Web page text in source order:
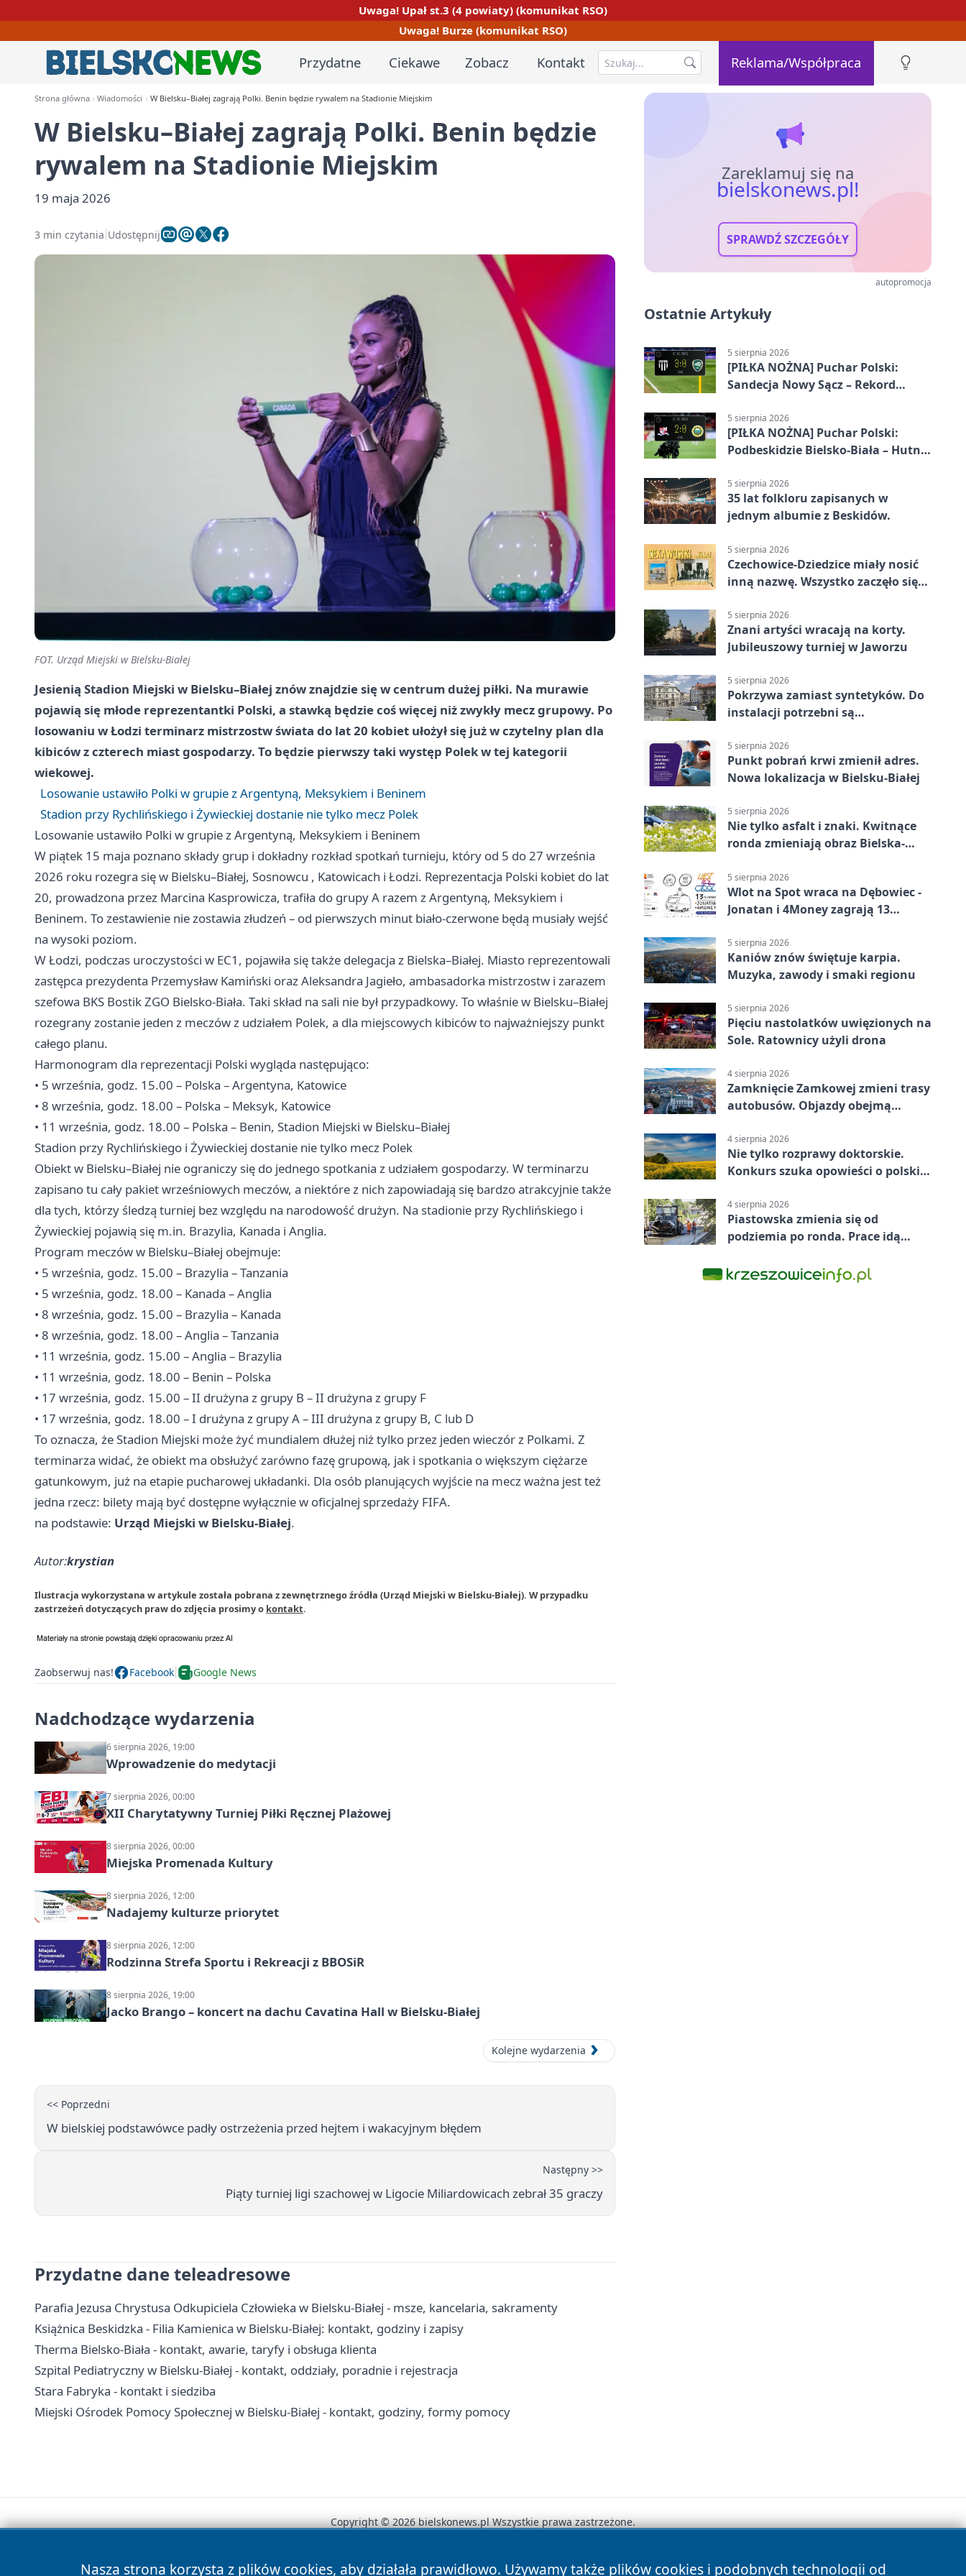
Uwaga! Upał st.3 (4 powiaty) (komunikat RSO)
Uwaga! Burze (komunikat RSO)
Przydatne Ciekawe Zobacz Kontakt Reklama/Współpraca
Strona główna Wiadomości W Bielsku–Białej zagrają Polki. Benin będzie rywalem na Stadionie Miejskim
W Bielsku–Białej zagrają Polki. Benin będzie
rywalem na Stadionie Miejskim
19 maja 2026
3 min czytania Udostępnij
FOT. Urząd Miejski w Bielsku-Białej
Jesienią Stadion Miejski w Bielsku–Białej znów znajdzie się w centrum dużej piłki. Na murawie
pojawią się młode reprezentantki Polski, a stawką będzie coś więcej niż zwykły mecz grupowy. Po
losowaniu w Łodzi terminarz mistrzostw świata do lat 20 kobiet ułożył się już w czytelny plan dla
kibiców z czterech miast gospodarzy. To będzie pierwszy taki występ Polek w tej kategorii
wiekowej.
Losowanie ustawiło Polki w grupie z Argentyną, Meksykiem i Beninem
Stadion przy Rychlińskiego i Żywieckiej dostanie nie tylko mecz Polek
Losowanie ustawiło Polki w grupie z Argentyną, Meksykiem i Beninem
W piątek 15 maja poznano składy grup i dokładny rozkład spotkań turnieju, który od 5 do 27 września
2026 roku rozegra się w Bielsku–Białej, Sosnowcu , Katowicach i Łodzi. Reprezentacja Polski kobiet do lat
20, prowadzona przez Marcina Kasprowicza, trafiła do grupy A razem z Argentyną, Meksykiem i
Beninem. To zestawienie nie zostawia złudzeń – od pierwszych minut biało-czerwone będą musiały wejść
na wysoki poziom.
W Łodzi, podczas uroczystości w EC1, pojawiła się także delegacja z Bielska–Białej. Miasto reprezentowali
zastępca prezydenta Przemysław Kamiński oraz Aleksandra Jagieło, ambasadorka mistrzostw i zarazem
szefowa BKS Bostik ZGO Bielsko-Biała. Taki skład na sali nie był przypadkowy. To właśnie w Bielsku–Białej
rozegrany zostanie jeden z meczów z udziałem Polek, a dla miejscowych kibiców to najważniejszy punkt
całego planu.
Harmonogram dla reprezentacji Polski wygląda następująco:
• 5 września, godz. 15.00 – Polska – Argentyna, Katowice
• 8 września, godz. 18.00 – Polska – Meksyk, Katowice
• 11 września, godz. 18.00 – Polska – Benin, Stadion Miejski w Bielsku–Białej
Stadion przy Rychlińskiego i Żywieckiej dostanie nie tylko mecz Polek
Obiekt w Bielsku–Białej nie ograniczy się do jednego spotkania z udziałem gospodarzy. W terminarzu
zapisano tu cały pakiet wrześniowych meczów, a niektóre z nich zapowiadają się bardzo atrakcyjnie także
dla tych, którzy śledzą turniej bez względu na narodowość drużyn. Na stadionie przy Rychlińskiego i
Żywieckiej pojawią się m.in. Brazylia, Kanada i Anglia.
Program meczów w Bielsku–Białej obejmuje:
• 5 września, godz. 15.00 – Brazylia – Tanzania
• 5 września, godz. 18.00 – Kanada – Anglia
• 8 września, godz. 15.00 – Brazylia – Kanada
• 8 września, godz. 18.00 – Anglia – Tanzania
• 11 września, godz. 15.00 – Anglia – Brazylia
• 11 września, godz. 18.00 – Benin – Polska
• 17 września, godz. 15.00 – II drużyna z grupy B – II drużyna z grupy F
• 17 września, godz. 18.00 – I drużyna z grupy A – III drużyna z grupy B, C lub D
To oznacza, że Stadion Miejski może żyć mundialem dłużej niż tylko przez jeden wieczór z Polkami. Z
terminarza widać, że obiekt ma obsłużyć zarówno fazę grupową, jak i spotkania o większym ciężarze
gatunkowym, już na etapie pucharowej układanki. Dla osób planujących wyjście na mecz ważna jest też
jedna rzecz: bilety mają być dostępne wyłącznie w oficjalnej sprzedaży FIFA.
na podstawie: Urząd Miejski w Bielsku-Białej.
Autor:krystian
Ilustracja wykorzystana w artykule została pobrana z zewnętrznego źródła (Urząd Miejski w Bielsku-Białej). W przypadku
zastrzeżeń dotyczących praw do zdjęcia prosimy o kontakt.
Zaobserwuj nas! Facebook Google News
Nadchodzące wydarzenia
6 sierpnia 2026, 19:00
Wprowadzenie do medytacji
7 sierpnia 2026, 00:00
XII Charytatywny Turniej Piłki Ręcznej Plażowej
8 sierpnia 2026, 00:00
Miejska Promenada Kultury
8 sierpnia 2026, 12:00
Nadajemy kulturze priorytet
8 sierpnia 2026, 12:00
Rodzinna Strefa Sportu i Rekreacji z BBOSiR
8 sierpnia 2026, 19:00
Jacko Brango – koncert na dachu Cavatina Hall w Bielsku-Białej
Kolejne wydarzenia
<< Poprzedni
W bielskiej podstawówce padły ostrzeżenia przed hejtem i wakacyjnym błędem
Następny >>
Piąty turniej ligi szachowej w Ligocie Miliardowicach zebrał 35 graczy
Przydatne dane teleadresowe
Parafia Jezusa Chrystusa Odkupiciela Człowieka w Bielsku-Białej - msze, kancelaria, sakramenty
Książnica Beskidzka - Filia Kamienica w Bielsku-Białej: kontakt, godziny i zapisy
Therma Bielsko-Biała - kontakt, awarie, taryfy i obsługa klienta
Szpital Pediatryczny w Bielsku-Białej - kontakt, oddziały, poradnie i rejestracja
Stara Fabryka - kontakt i siedziba
Miejski Ośrodek Pomocy Społecznej w Bielsku-Białej - kontakt, godziny, formy pomocy
Zareklamuj się na
bielskonews.pl!
SPRAWDŹ SZCZEGÓŁY
autopromocja
Ostatnie Artykuły
5 sierpnia 2026
[PIŁKA NOŻNA] Puchar Polski:
Sandecja Nowy Sącz – Rekord
5 sierpnia 2026
[PIŁKA NOŻNA] Puchar Polski:
Podbeskidzie Bielsko-Biała – Hutnik
w Dankowicach
5 sierpnia 2026
35 lat folkloru zapisanych w
jednym albumie z Beskidów.
5 sierpnia 2026
Czechowice-Dziedzice miały nosić
inną nazwę. Wszystko zaczęło się
5 sierpnia 2026
Znani artyści wracają na korty.
Jubileuszowy turniej w Jaworzu
5 sierpnia 2026
Pokrzywa zamiast syntetyków. Do
instalacji potrzebni są
5 sierpnia 2026
Punkt pobrań krwi zmienił adres.
Nowa lokalizacja w Bielsku-Białej
5 sierpnia 2026
Nie tylko asfalt i znaki. Kwitnące
ronda zmieniają obraz Bielska-
5 sierpnia 2026
Wlot na Spot wraca na Dębowiec -
Jonatan i 4Money zagrają 13
5 sierpnia 2026
Kaniów znów świętuje karpia.
Muzyka, zawody i smaki regionu
5 sierpnia 2026
Pięciu nastolatków uwięzionych na
Sole. Ratownicy użyli drona
4 sierpnia 2026
Zamknięcie Zamkowej zmieni trasy
autobusów. Objazdy obejmą
4 sierpnia 2026
Nie tylko rozprawy doktorskie.
Konkurs szuka opowieści o polskiej
4 sierpnia 2026
Piastowska zmienia się od
podziemia po ronda. Prace idą
Nasza strona korzysta z plików cookies, aby działała prawidłowo. Używamy także plików cookies i podobnych technologii od
Copyright © 2026 bielskonews.pl Wszystkie prawa zastrzeżone.
News Autorzy Polityka Prywatności Polityka Cookies